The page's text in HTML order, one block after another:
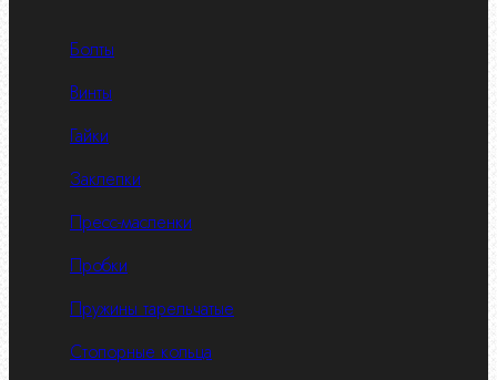
Болты
Винты
Гайки
Заклепки
Пресс-масленки
Пробки
Пружины тарельчатые
Стопорные кольца